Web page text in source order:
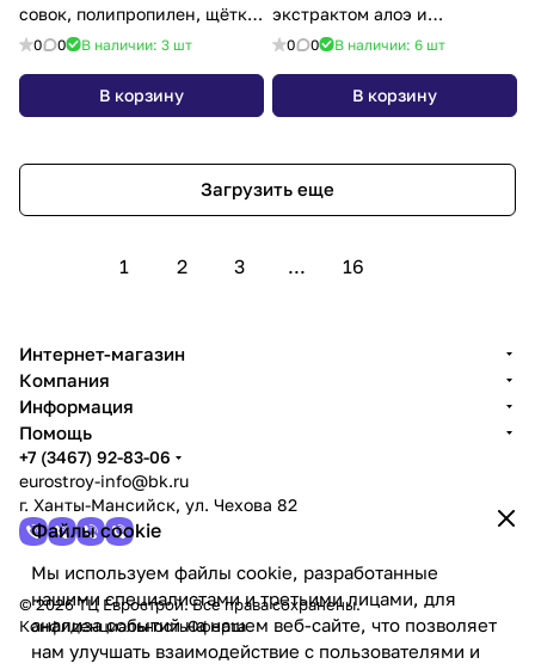
совок, полипропилен, щётка:
91х32см, совок: 82х25см
0 0 В наличии: 3 шт
В корзину
экстрактом алоэ и
витамином Е, с крышкой,
0 0 В наличии: 6 шт
В корзину
Загрузить еще
1 2 3 ... 16
Файлы cookie
Мы используем файлы cookie, разработанные
нашими специалистами и третьими лицами, для
анализа событий на нашем веб-сайте, что позволяет
нам улучшать взаимодействие с пользователями и
Интернет-магазин
Компания
Информация
Помощь
+7 (3467) 92-83-06
eurostroy-info@bk.ru
г. Ханты-Мансийск, ул. Чехова 82
© 2026 ТЦ Еврострой. Все права сохранены.
КонфиденциальностьОферта